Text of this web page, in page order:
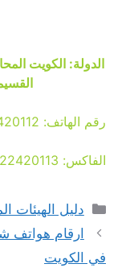
الدولة: الكويت
رقم الهاتف: 22420112 – 22413208
الفاكس: 22420113
التصنيفات
دليل الهيئات
ارقام هواتف
في الكويت